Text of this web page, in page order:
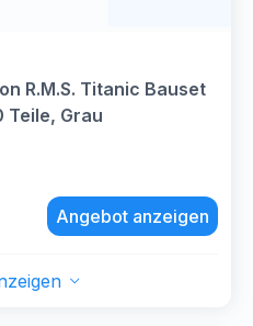
R.M.S. Titanic Bauset
Teile, Grau
Angebot anzeigen